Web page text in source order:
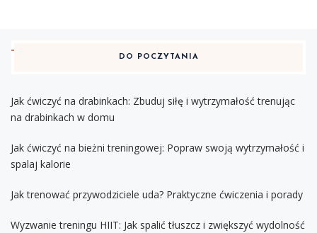
DO POCZYTANIA
Jak ćwiczyć na drabinkach: Zbuduj siłę i wytrzymałość trenując
na drabinkach w domu
Jak ćwiczyć na bieżni treningowej: Popraw swoją wytrzymałość i
spalaj kalorie
Jak trenować przywodziciele uda? Praktyczne ćwiczenia i porady
Wyzwanie treningu HIIT: Jak spalić tłuszcz i zwiększyć wydolność